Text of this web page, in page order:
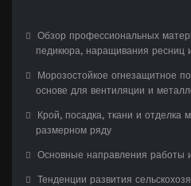
Обзор профессиональных
педикюра, наращивания ресниц
Морозостойкое огнезащитное
основе для вентиляции и
Крой, посадка, ткани и отделка
размерном ряду
Основные направления работы
Тенденции развития